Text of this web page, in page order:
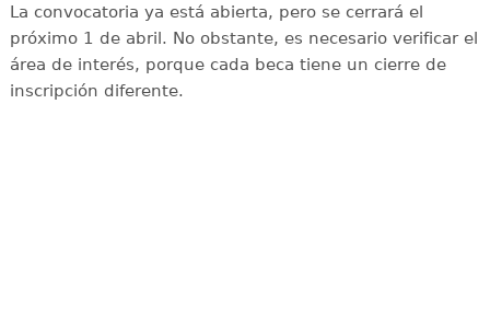
La convocatoria ya está abierta, pero se cerrará el
próximo 1 de abril. No obstante, es necesario verificar el
área de interés, porque cada beca tiene un cierre de
inscripción diferente.